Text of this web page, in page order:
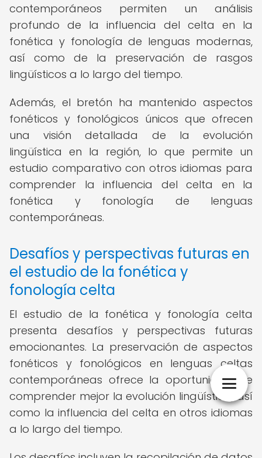
contemporáneos permiten un análisis
profundo de la influencia del celta en la
fonética y fonología de lenguas modernas,
así como de la preservación de rasgos
lingüísticos a lo largo del tiempo.
Además, el bretón ha mantenido aspectos
fonéticos y fonológicos únicos que ofrecen
una visión detallada de la evolución
lingüística en la región, lo que permite un
estudio comparativo con otros idiomas para
comprender la influencia del celta en la
fonética y fonología de lenguas
contemporáneas.
Desafíos y perspectivas futuras en
el estudio de la fonética y
fonología celta
El estudio de la fonética y fonología celta
presenta desafíos y perspectivas futuras
emocionantes. La preservación de aspectos
fonéticos y fonológicos en lenguas celtas
contemporáneas ofrece la oportunidad de
comprender mejor la evolución lingüística, así
como la influencia del celta en otros idiomas
a lo largo del tiempo.